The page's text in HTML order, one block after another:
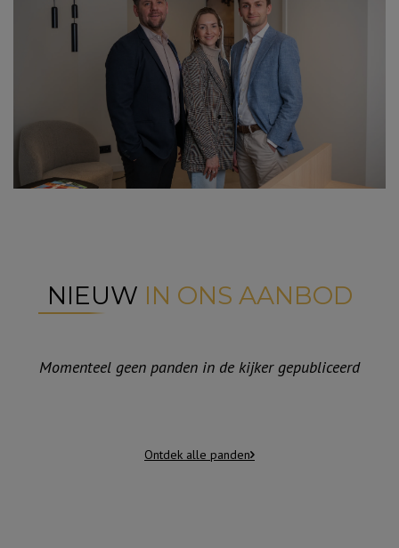
NIEUW IN ONS AANBOD
Momenteel geen panden in de kijker gepubliceerd
Ontdek alle panden